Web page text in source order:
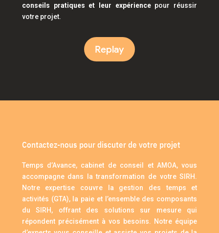
conseils pratiques et leur expériencepour réussir
votre projet.
Replay
Contactez-nous pour discuter de votre projet
Temps d’Avance, cabinet de conseil et AMOA, vous
accompagne dans la transformation de votre SIRH.
Notre expertise couvre la gestion des temps et
activités (GTA), la paie et l’ensemble des composants
du SIRH, offrant des solutions sur mesure qui
répondent précisément à vos besoins. Notre équipe